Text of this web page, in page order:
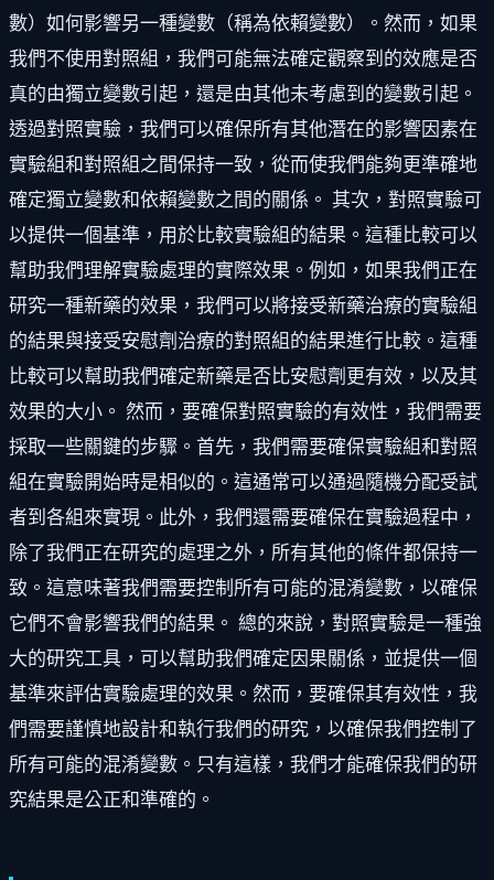
數）如何影響另一種變數（稱為依賴變數）。然而，如果
我們不使用對照組，我們可能無法確定觀察到的效應是否
真的由獨立變數引起，還是由其他未考慮到的變數引起。
透過對照實驗，我們可以確保所有其他潛在的影響因素在
實驗組和對照組之間保持一致，從而使我們能夠更準確地
確定獨立變數和依賴變數之間的關係。 其次，對照實驗可
以提供一個基準，用於比較實驗組的結果。這種比較可以
幫助我們理解實驗處理的實際效果。例如，如果我們正在
研究一種新藥的效果，我們可以將接受新藥治療的實驗組
的結果與接受安慰劑治療的對照組的結果進行比較。這種
比較可以幫助我們確定新藥是否比安慰劑更有效，以及其
效果的大小。 然而，要確保對照實驗的有效性，我們需要
採取一些關鍵的步驟。首先，我們需要確保實驗組和對照
組在實驗開始時是相似的。這通常可以通過隨機分配受試
者到各組來實現。此外，我們還需要確保在實驗過程中，
除了我們正在研究的處理之外，所有其他的條件都保持一
致。這意味著我們需要控制所有可能的混淆變數，以確保
它們不會影響我們的結果。 總的來說，對照實驗是一種強
大的研究工具，可以幫助我們確定因果關係，並提供一個
基準來評估實驗處理的效果。然而，要確保其有效性，我
們需要謹慎地設計和執行我們的研究，以確保我們控制了
所有可能的混淆變數。只有這樣，我們才能確保我們的研
究結果是公正和準確的。